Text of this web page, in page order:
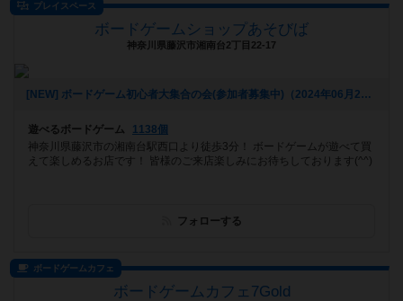
プレイスペース
ボードゲームショップあそびば
神奈川県藤沢市湘南台2丁目22-17
[NEW] ボードゲーム初心者大集合の会(参加者募集中)（2024年06月21日 09時28分）
遊べるボードゲーム
1138個
神奈川県藤沢市の湘南台駅西口より徒歩3分！ ボードゲームが遊べて買
えて楽しめるお店です！ 皆様のご来店楽しみにお待ちしております(^^)
フォローする
ボードゲームカフェ
ボードゲームカフェ7Gold